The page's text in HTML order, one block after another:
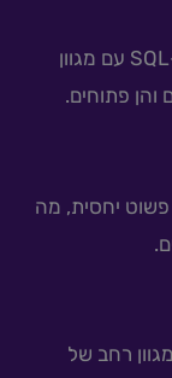
ניתן להשתמש ב-SQL עם מגוון
והן פתוחים.
התחביר של SQL פשוט יחסית, מה
רחב של